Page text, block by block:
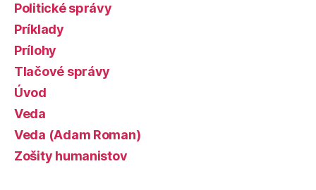
Politické správy
Príklady
Prílohy
Tlačové správy
Úvod
Veda
Veda (Adam Roman)
Zošity humanistov